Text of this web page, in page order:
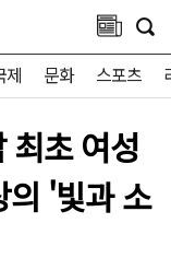
제 문화 스포츠
최초 여성
'빛과 소